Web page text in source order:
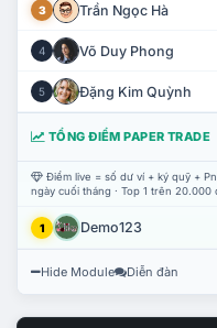
3 Trần Ngọc Hà
4 Võ Duy Phong
5 Đặng Kim Quỳnh
TỔNG ĐIỂM PAPER TRADE
Điểm live = số dư ví + ký quỹ +
ngày cuối tháng · Top 1 trên 20.000
1 Demo123
Hide Module Diễn đàn